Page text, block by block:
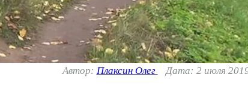
Автор: Плаксин Олег Дата: 2 июля